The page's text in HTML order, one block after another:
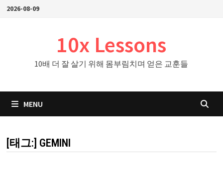
Skip2026-08-09
10x Lessons
10배 더 잘 살기 위해 몸부림치며 얻은 교훈들
MENU
[태그:] GEMINI